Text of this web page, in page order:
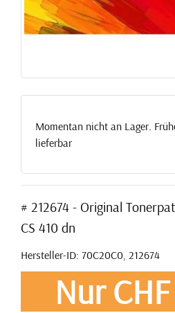
Momentan nicht an Lager.
lieferbar
# 212674 - Original
CS 410 dn
Hersteller-ID: 70C20C0, 212674
Nur